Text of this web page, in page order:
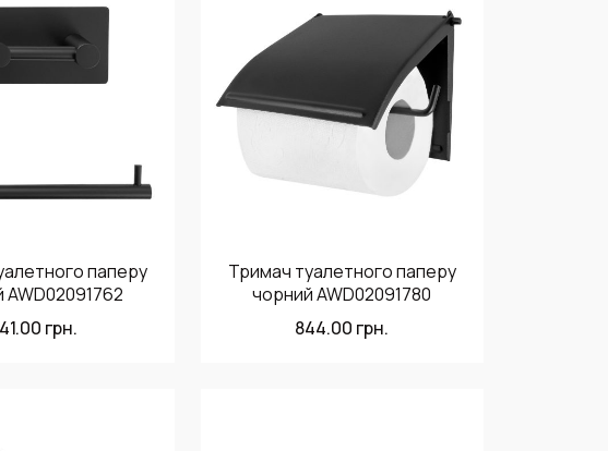
паперу
AWD02091762
грн.
Тримач туалетного паперу
чорний AWD02091780
844.00 грн.